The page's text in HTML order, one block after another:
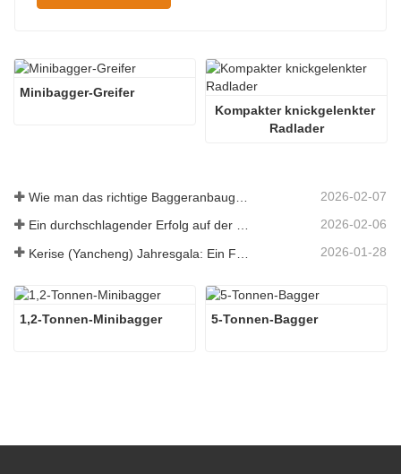
Minibagger-Greifer
Kompakter knickgelenkter
Radlader
2026-02-07
Ein durchschlagender Erfolg auf der 138. Canton Fair! 2026-02-06
2026-01-28
1,2-Tonnen-Minibagger 5-Tonnen-Bagger